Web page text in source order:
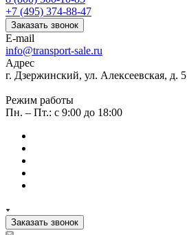
+7 (495) 374-88-47
Заказать звонок
E-mail
info@transport-sale.ru
Адрес
г. Дзержинский, ул. Алексеевская, д. 5
Режим работы
Пн. – Пт.: с 9:00 до 18:00
Заказать звонок